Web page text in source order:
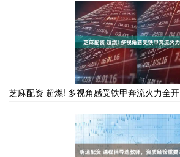
芝麻配资 超燃! 多视角感受铁甲奔流火力全开